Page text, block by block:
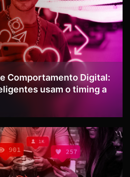
Comportamento Digital:
usam o timing a